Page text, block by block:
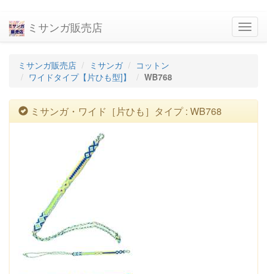
ミサンガ販売店
ミサンガ販売店 ミサンガ
コットン
ワイドタイプ【片ひも型]】
WB768
ミサンガ・ワイド［片ひも］タイプ : WB768